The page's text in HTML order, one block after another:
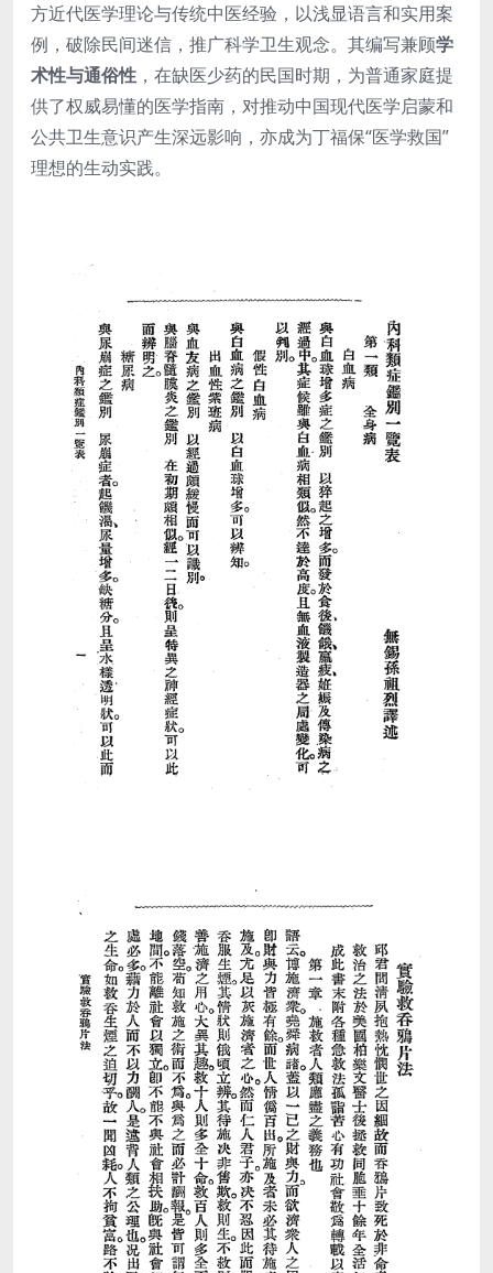
方近代医学理论与传统中医经验，以浅显语言和实用案
例，破除民间迷信，推广科学卫生观念。其编写兼顾学
术性与通俗性 ，在缺医少药的民国时期，为普通家庭提
供了权威易懂的医学指南，对推动中国现代医学启蒙和
公共卫生意识产生深远影响，亦成为丁福保“医学救国”
理想的生动实践。